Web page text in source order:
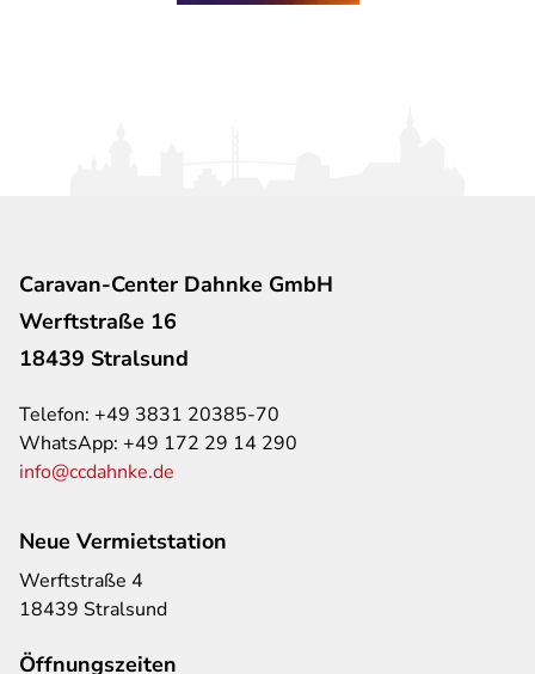
Caravan-Center Dahnke GmbH
Werftstraße 16
18439 Stralsund
Telefon: +49 3831 20385-70
WhatsApp: +49 172 29 14 290
info@ccdahnke.de
Neue Vermietstation
Werftstraße 4
18439 Stralsund
Öffnungszeiten